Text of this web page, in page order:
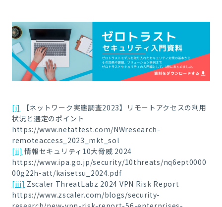
[i]
【ネットワーク実態調査2023】リモートアクセスの利用
状況と選定のポイント
https://www.netattest.com/NWresearch-
remoteaccess_2023_mkt_sol
[ii] 情報セキュリティ10大脅威 2024
https://www.ipa.go.jp/security/10threats/nq6ept0000
00g22h-att/kaisetsu_2024.pdf
[iii] Zscaler ThreatLabz 2024 VPN Risk Report
https://www.zscaler.com/blogs/security-